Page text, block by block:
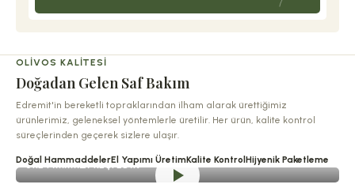
OLIVOS KALITESI
Doğadan Gelen Saf Bakım
Edremit'in bereketli topraklarından ilham alarak ürettiğimiz
ürünlerimiz, geleneksel yöntemlerle üretilir. Her ürün, kalite kontrol
süreçlerinden geçerek sizlere ulaşır.
Doğal HammaddelerEl Yapımı ÜretimKalite Kontrol Hijyenik Paketleme
ÜRETIMIMIZI KEŞFEDIN